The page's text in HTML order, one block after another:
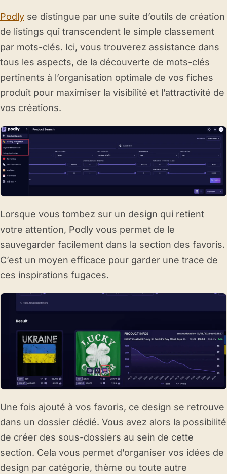
Podly se distingue par une suite d’outils de création
de listings qui transcendent le simple classement
par mots-clés. Ici, vous trouverez assistance dans
tous les aspects, de la découverte de mots-clés
pertinents à l’organisation optimale de vos fiches
produit pour maximiser la visibilité et l’attractivité de
vos créations.
Lorsque vous tombez sur un design qui retient
votre attention, Podly vous permet de le
sauvegarder facilement dans la section des favoris.
C’est un moyen efficace pour garder une trace de
ces inspirations fugaces.
Une fois ajouté à vos favoris, ce design se retrouve
dans un dossier dédié. Vous avez alors la possibilité
de créer des sous-dossiers au sein de cette
section. Cela vous permet d’organiser vos idées de
design par catégorie, thème ou toute autre